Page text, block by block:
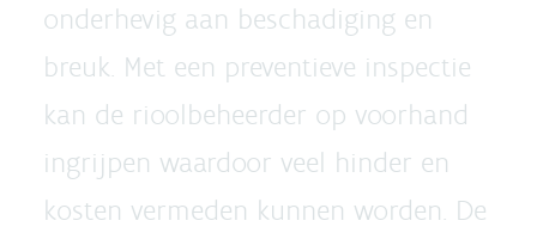
onderhevig aan beschadiging en
breuk. Met een preventieve inspectie
kan de rioolbeheerder op voorhand
ingrijpen waardoor veel hinder en
kosten vermeden kunnen worden. De